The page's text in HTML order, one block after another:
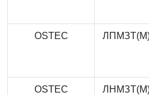
OSTEC
OSTEC